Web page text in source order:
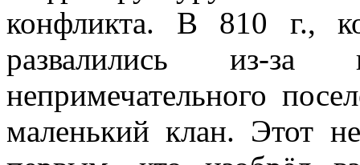
конфликта. В 810 г.,
развалились из-за
непримечательного
маленький клан. Этот